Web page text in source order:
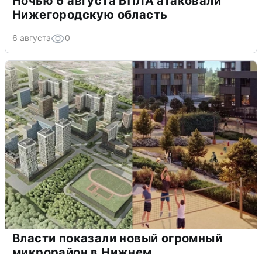
Нижегородскую область
6 августа 0
Власти показали новый огромный